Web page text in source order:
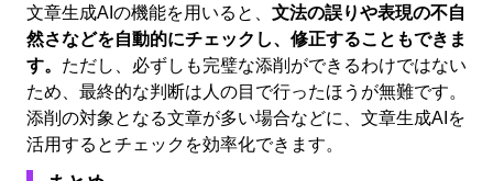
文章生成AIの機能を用いると、 文法の誤りや表現の不自
然さなどを自動的にチェックし、修正することもできま
す。 ただし、必ずしも完璧な添削ができるわけではない
ため、最終的な判断は人の目で行ったほうが無難です。
添削の対象となる文章が多い場合などに、文章生成AIを
活用するとチェックを効率化できます。